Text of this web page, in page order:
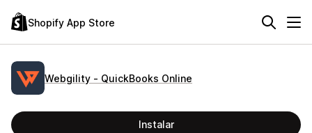
Shopify App Store
Webgility ‑ QuickBooks Online
Instalar